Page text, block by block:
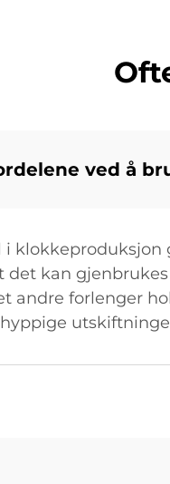
ved å
i
det kan
andre forlenger